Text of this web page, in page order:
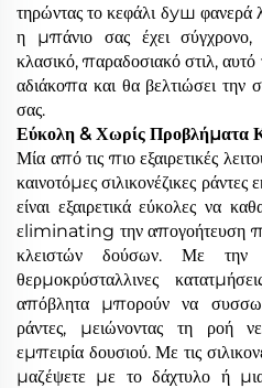
τηρώντας το κεφάλι δуш φανερά
η μπάνιο σας έχει σύγχρονο,
κλασικό, παραδοσιακό στιλ,
αδιάκοπα και θα βελτιώσει την
σας.
Εύκολη & Χωρίς Προβλήματα
Μία από τις πιο εξαιρετικές
καινοτόμες σιλικονέζικες
είναι εξαιρετικά εύκολες να
εliminating την απογοήτευση
κλειστών δούσων. Με
θερμοκρύσταλλινες
απόβλητα μπορούν να
ράντες, μειώνοντας τη ροή
εμπειρία δουσιού. Με τις
μαζέψετε με το δάχτυλο ή